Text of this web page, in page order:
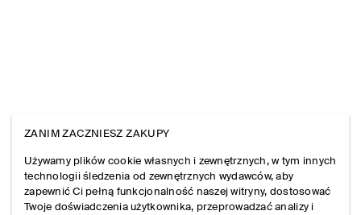
ZANIM ZACZNIESZ ZAKUPY
Używamy plików cookie własnych i zewnętrznych, w tym innych
technologii śledzenia od zewnętrznych wydawców, aby
zapewnić Ci pełną funkcjonalność naszej witryny, dostosować
Twoje doświadczenia użytkownika, przeprowadzać analizy i